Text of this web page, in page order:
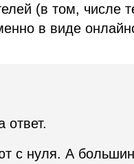
(в том, числе
в виде
ответ.
с нуля. А